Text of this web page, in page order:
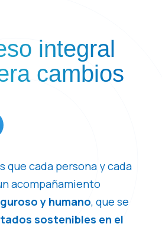
integral
cambios
que cada persona y cada
acompañamiento
y humano, que se
sostenibles en el